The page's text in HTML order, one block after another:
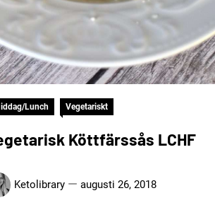
Lunch Vegetariskt
Köttfärssås LCHF
Ketolibrary augusti 26, 2018